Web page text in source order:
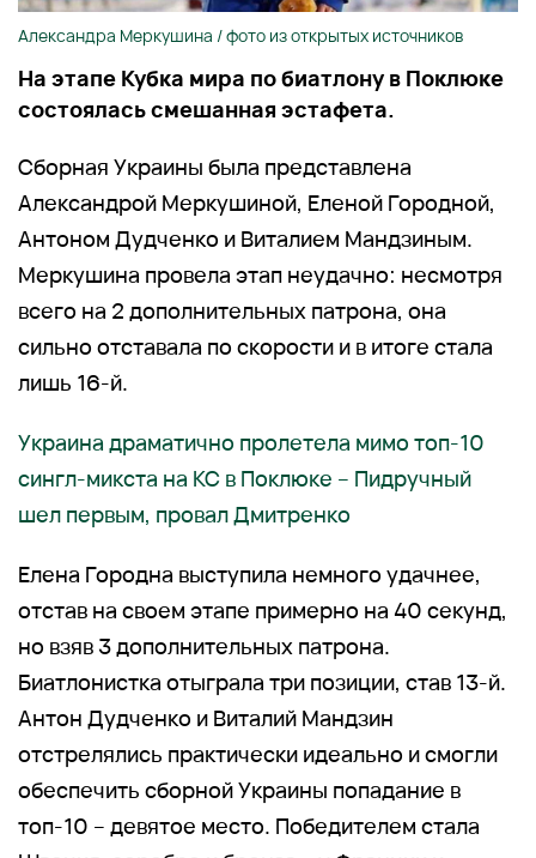
Александра Меркушина / фото из открытых источников
На этапе Кубка мира по биатлону в Поклюке
состоялась смешанная эстафета.
Сборная Украины была представлена
Александрой Меркушиной, Еленой Городной,
Антоном Дудченко и Виталием Мандзиным.
Меркушина провела этап неудачно: несмотря
всего на 2 дополнительных патрона, она
сильно отставала по скорости и в итоге стала
лишь 16-й.
Украина драматично пролетела мимо топ-10
сингл-микста на КС в Поклюке – Пидручный
шел первым, провал Дмитренко
Елена Городна выступила немного удачнее,
отстав на своем этапе примерно на 40 секунд,
но взяв 3 дополнительных патрона.
Биатлонистка отыграла три позиции, став 13-й.
Антон Дудченко и Виталий Мандзин
отстрелялись практически идеально и смогли
обеспечить сборной Украины попадание в
топ-10 – девятое место. Победителем стала